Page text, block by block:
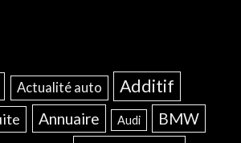
Actualité auto Additif
Annuaire Audi BMW